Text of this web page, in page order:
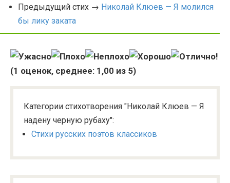
Предыдущий стих → Николай Клюев — Я молился
бы лику заката
(1 оценок, среднее: 1,00 из 5)
Категории стихотворения "Николай Клюев — Я
надену черную рубаху":
Стихи русских поэтов классиков